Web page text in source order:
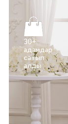
30+
адамдар
сатып